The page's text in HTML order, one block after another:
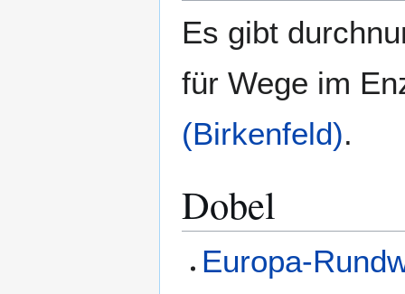
Es gibt
für Wege im
(Birkenfeld).
Dobel
Europa-